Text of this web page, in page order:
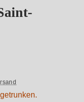
5 Sternen